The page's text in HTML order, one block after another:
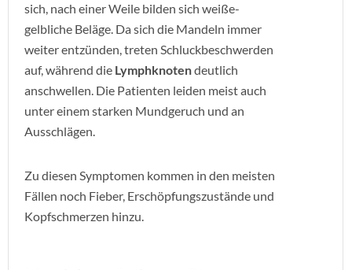
sich, nach einer Weile bilden sich weiße-
gelbliche Beläge. Da sich die Mandeln immer
weiter entzünden, treten Schluckbeschwerden
auf, während die Lymphknotendeutlich
anschwellen. Die Patienten leiden meist auch
unter einem starken Mundgeruch und an
Ausschlägen.
Zu diesen Symptomen kommen in den meisten
Fällen noch Fieber, Erschöpfungszustände und
Kopfschmerzen hinzu.